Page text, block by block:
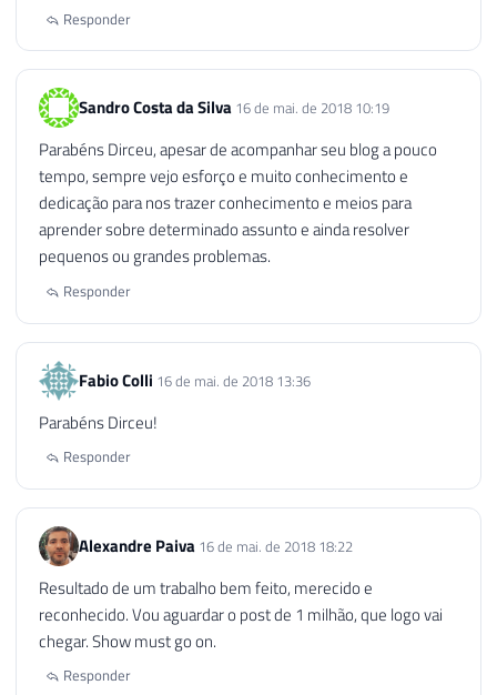
Responder
Sandro Costa da Silva 16 de mai. de 2018 10:19
Parabéns Dirceu, apesar de acompanhar seu blog a pouco
tempo, sempre vejo esforço e muito conhecimento e
dedicação para nos trazer conhecimento e meios para
aprender sobre determinado assunto e ainda resolver
pequenos ou grandes problemas.
Responder
Fabio Colli 16 de mai. de 2018 13:36
Parabéns Dirceu!
Responder
Alexandre Paiva 16 de mai. de 2018 18:22
Resultado de um trabalho bem feito, merecido e
reconhecido. Vou aguardar o post de 1 milhão, que logo vai
chegar. Show must go on.
Responder